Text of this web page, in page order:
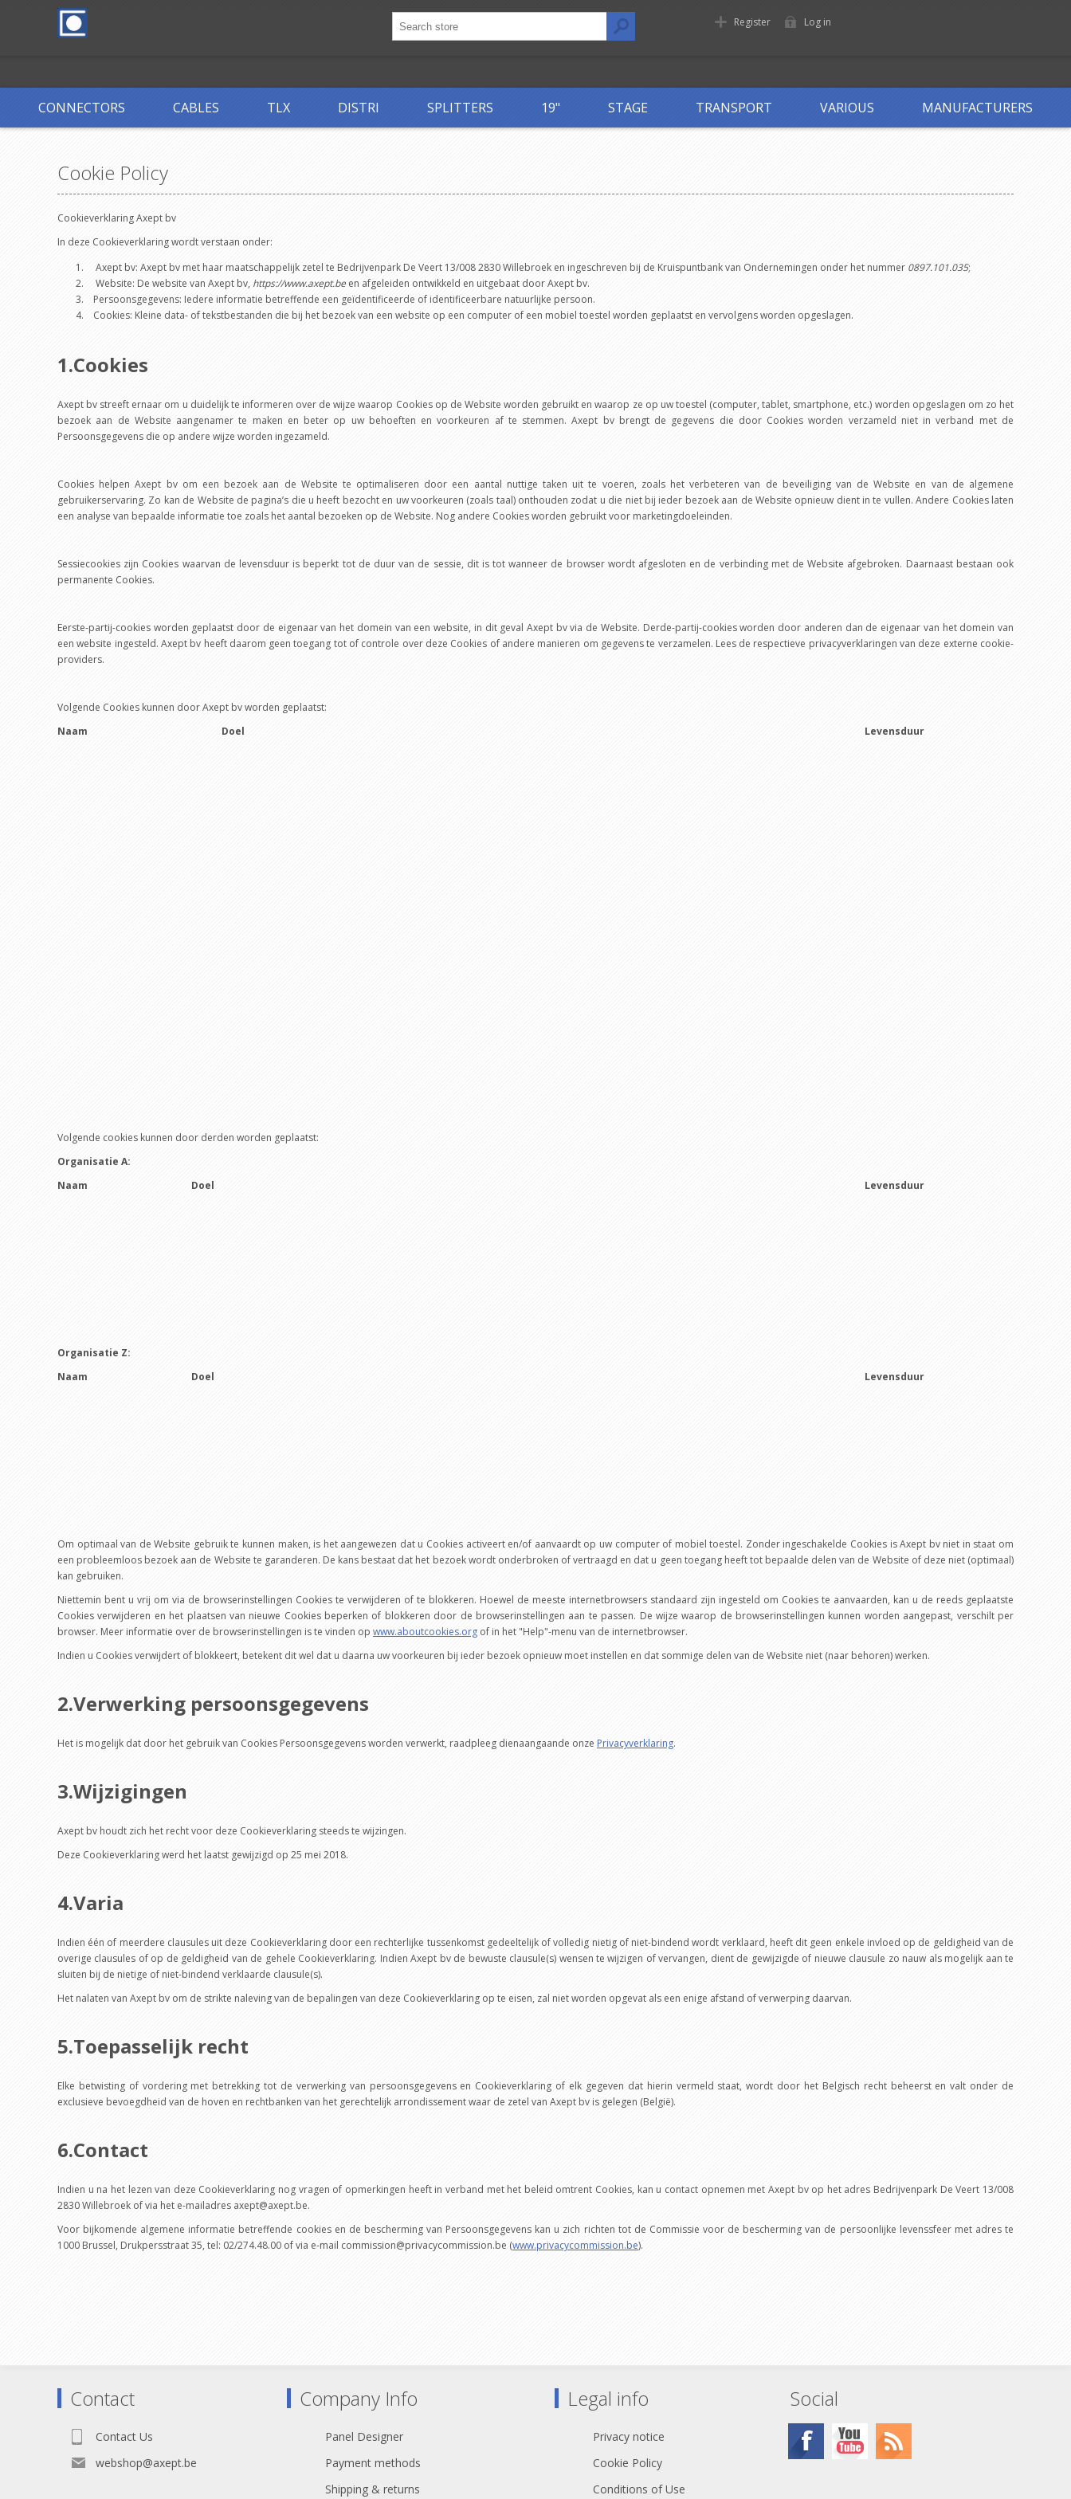
Register Log in
CONNECTORS CABLES TLX DISTRI SPLITTERS 19" STAGE TRANSPORT VARIOUS MANUFACTURERS
Cookie Policy
Cookieverklaring Axept bv
In deze Cookieverklaring wordt verstaan onder:
Axept bv: Axept bv met haar maatschappelijk zetel te Bedrijvenpark De Veert 13/008 2830 Willebroek en ingeschreven bij de Kruispuntbank van Ondernemingen onder het nummer 0897.101.035;
Website: De website van Axept bv, https://www.axept.be en afgeleiden ontwikkeld en uitgebaat door Axept bv.
Persoonsgegevens: Iedere informatie betreffende een geïdentificeerde of identificeerbare natuurlijke persoon.
Cookies: Kleine data- of tekstbestanden die bij het bezoek van een website op een computer of een mobiel toestel worden geplaatst en vervolgens worden opgeslagen.
1.Cookies
Axept bv streeft ernaar om u duidelijk te informeren over de wijze waarop Cookies op de Website worden gebruikt en waarop ze op uw toestel (computer, tablet, smartphone, etc.) worden opgeslagen om zo het
bezoek aan de Website aangenamer te maken en beter op uw behoeften en voorkeuren af te stemmen. Axept bv brengt de gegevens die door Cookies worden verzameld niet in verband met de
Persoonsgegevens die op andere wijze worden ingezameld.
Cookies helpen Axept bv om een bezoek aan de Website te optimaliseren door een aantal nuttige taken uit te voeren, zoals het verbeteren van de beveiliging van de Website en van de algemene
gebruikerservaring. Zo kan de Website de pagina’s die u heeft bezocht en uw voorkeuren (zoals taal) onthouden zodat u die niet bij ieder bezoek aan de Website opnieuw dient in te vullen. Andere Cookies laten
een analyse van bepaalde informatie toe zoals het aantal bezoeken op de Website. Nog andere Cookies worden gebruikt voor marketingdoeleinden.
Sessiecookies zijn Cookies waarvan de levensduur is beperkt tot de duur van de sessie, dit is tot wanneer de browser wordt afgesloten en de verbinding met de Website afgebroken. Daarnaast bestaan ook
permanente Cookies.
Eerste-partij-cookies worden geplaatst door de eigenaar van het domein van een website, in dit geval Axept bv via de Website. Derde-partij-cookies worden door anderen dan de eigenaar van het domein van
een website ingesteld. Axept bv heeft daarom geen toegang tot of controle over deze Cookies of andere manieren om gegevens te verzamelen. Lees de respectieve privacyverklaringen van deze externe cookie-
providers.
Volgende Cookies kunnen door Axept bv worden geplaatst:
Naam
Doel Levensduur
Volgende cookies kunnen door derden worden geplaatst:
Organisatie A:
Naam
Doel Levensduur
Organisatie Z:
Naam
Doel Levensduur
Om optimaal van de Website gebruik te kunnen maken, is het aangewezen dat u Cookies activeert en/of aanvaardt op uw computer of mobiel toestel. Zonder ingeschakelde Cookies is Axept bv niet in staat om
een probleemloos bezoek aan de Website te garanderen. De kans bestaat dat het bezoek wordt onderbroken of vertraagd en dat u geen toegang heeft tot bepaalde delen van de Website of deze niet (optimaal)
kan gebruiken.
Niettemin bent u vrij om via de browserinstellingen Cookies te verwijderen of te blokkeren. Hoewel de meeste internetbrowsers standaard zijn ingesteld om Cookies te aanvaarden, kan u de reeds geplaatste
Cookies verwijderen en het plaatsen van nieuwe Cookies beperken of blokkeren door de browserinstellingen aan te passen. De wijze waarop de browserinstellingen kunnen worden aangepast, verschilt per
browser. Meer informatie over de browserinstellingen is te vinden op www.aboutcookies.org of in het "Help"-menu van de internetbrowser.
Indien u Cookies verwijdert of blokkeert, betekent dit wel dat u daarna uw voorkeuren bij ieder bezoek opnieuw moet instellen en dat sommige delen van de Website niet (naar behoren) werken.
2.Verwerking persoonsgegevens
Het is mogelijk dat door het gebruik van Cookies Persoonsgegevens worden verwerkt, raadpleeg dienaangaande onze Privacyverklaring.
3.Wijzigingen
Axept bv houdt zich het recht voor deze Cookieverklaring steeds te wijzingen.
Deze Cookieverklaring werd het laatst gewijzigd op 25 mei 2018.
4.Varia
Indien één of meerdere clausules uit deze Cookieverklaring door een rechterlijke tussenkomst gedeeltelijk of volledig nietig of niet-bindend wordt verklaard, heeft dit geen enkele invloed op de geldigheid van de
overige clausules of op de geldigheid van de gehele Cookieverklaring. Indien Axept bv de bewuste clausule(s) wensen te wijzigen of vervangen, dient de gewijzigde of nieuwe clausule zo nauw als mogelijk aan te
sluiten bij de nietige of niet-bindend verklaarde clausule(s).
Het nalaten van Axept bv om de strikte naleving van de bepalingen van deze Cookieverklaring op te eisen, zal niet worden opgevat als een enige afstand of verwerping daarvan.
5.Toepasselijk recht
Elke betwisting of vordering met betrekking tot de verwerking van persoonsgegevens en Cookieverklaring of elk gegeven dat hierin vermeld staat, wordt door het Belgisch recht beheerst en valt onder de
exclusieve bevoegdheid van de hoven en rechtbanken van het gerechtelijk arrondissement waar de zetel van Axept bv is gelegen (België).
6.Contact
Indien u na het lezen van deze Cookieverklaring nog vragen of opmerkingen heeft in verband met het beleid omtrent Cookies, kan u contact opnemen met Axept bv op het adres Bedrijvenpark De Veert 13/008
2830 Willebroek of via het e-mailadres axept@axept.be.
Voor bijkomende algemene informatie betreffende cookies en de bescherming van Persoonsgegevens kan u zich richten tot de Commissie voor de bescherming van de persoonlijke levenssfeer met adres te
1000 Brussel, Drukpersstraat 35, tel: 02/274.48.00 of via e-mail commission@privacycommission.be (www.privacycommission.be).
Contact
Contact Us
webshop@axept.be
Company Info
Panel Designer
Payment methods
Shipping & returns
Legal info
Privacy notice
Cookie Policy
Conditions of Use
Social